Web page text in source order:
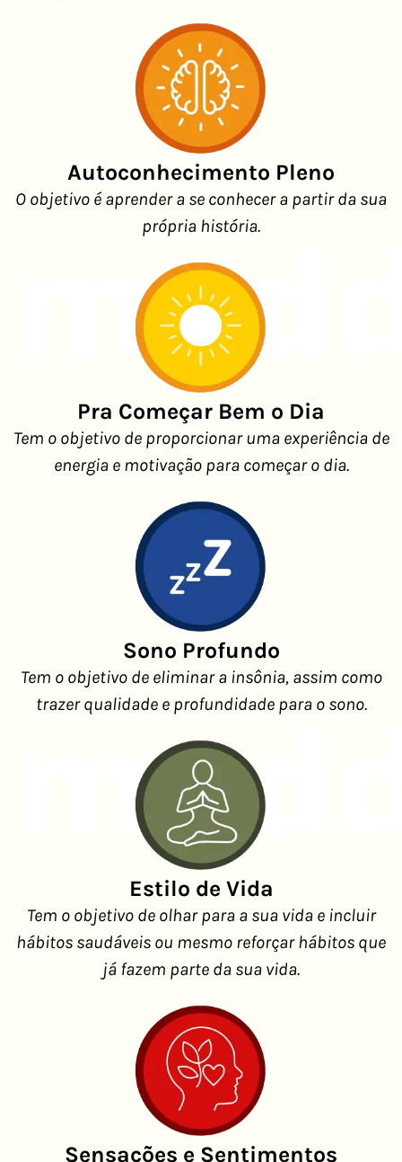
Autoconhecimento Pleno
O objetivo é aprender a se conhecer a partir da sua
própria história.
Pra Começar Bem o Dia
Tem o objetivo de proporcionar uma experiência de
energia e motivação para começar o dia.
Sono Profundo
Tem o objetivo de eliminar a insônia, assim como
trazer qualidade e profundidade para o sono.
Estilo de Vida
Tem o objetivo de olhar para a sua vida e incluir
hábitos saudáveis ou mesmo reforçar hábitos que
já fazem parte da sua vida.
Sensações e Sentimentos